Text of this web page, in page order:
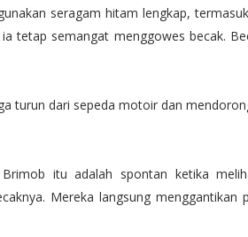
seragam hitam lengkap,
tetap semangat menggowes becak.
turun dari sepeda motoir dan
itu adalah spontan ketika
Mereka langsung